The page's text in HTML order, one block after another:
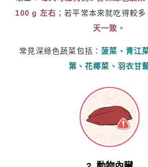
100 g 左右 ；若平常本來就吃得較
天一致 。
常見深綠色蔬菜包括：菠菜、青江
葉、花椰菜、羽衣甘